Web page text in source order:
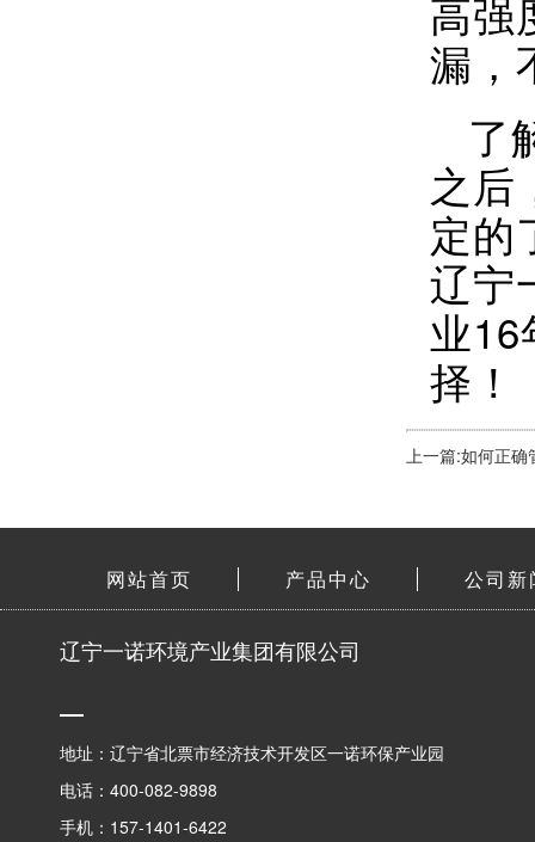
高强
漏，
了
之后
定的
辽宁
业16
择！
上一篇:如何正
网站首页 产品中心 公司新
辽宁一诺环境产业集团有限公司
地址：辽宁省北票市经济技术开发区一诺环保产业园
电话：400-082-9898
手机：157-1401-6422